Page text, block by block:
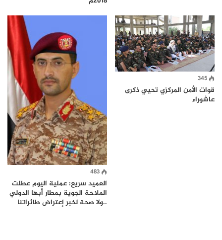
345
قوات الأمن المركزي تحيي ذكرى
عاشوراء
483
العميد سريع: عملية اليوم عطلت
الملاحة الجوية بمطار أبها الدولي
..ولا صحة لخبر إعتراض طائراتنا